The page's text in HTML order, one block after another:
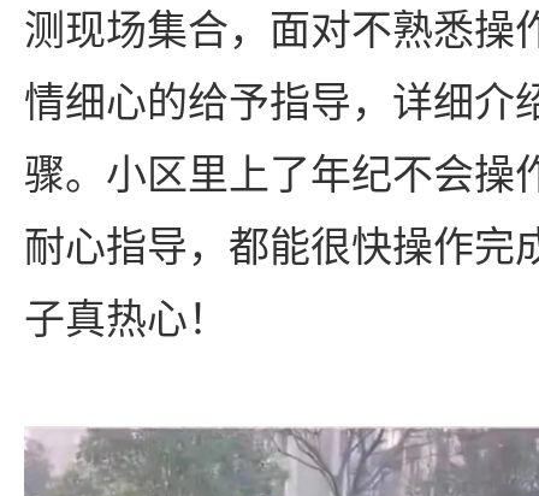
测现场集合，面对不熟悉操
情细心的给予指导，详细介
骤。小区里上了年纪不会操
耐心指导，都能很快操作完
子真热心！